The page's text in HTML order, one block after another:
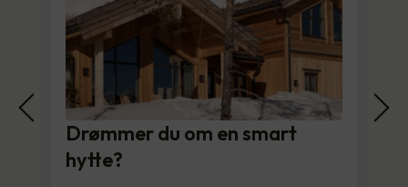
Drømmer du om en smart
hytte?